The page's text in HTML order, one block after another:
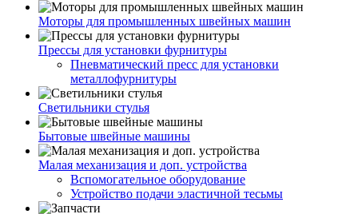
Моторы для промышленных швейных машин
Прессы для установки фурнитуры
Пневматический пресс для установки
металлофурнитуры
Светильники стулья
Бытовые швейные машины
Малая механизация и доп. устройства
Вспомогательное оборудование
Устройство подачи эластичной тесьмы